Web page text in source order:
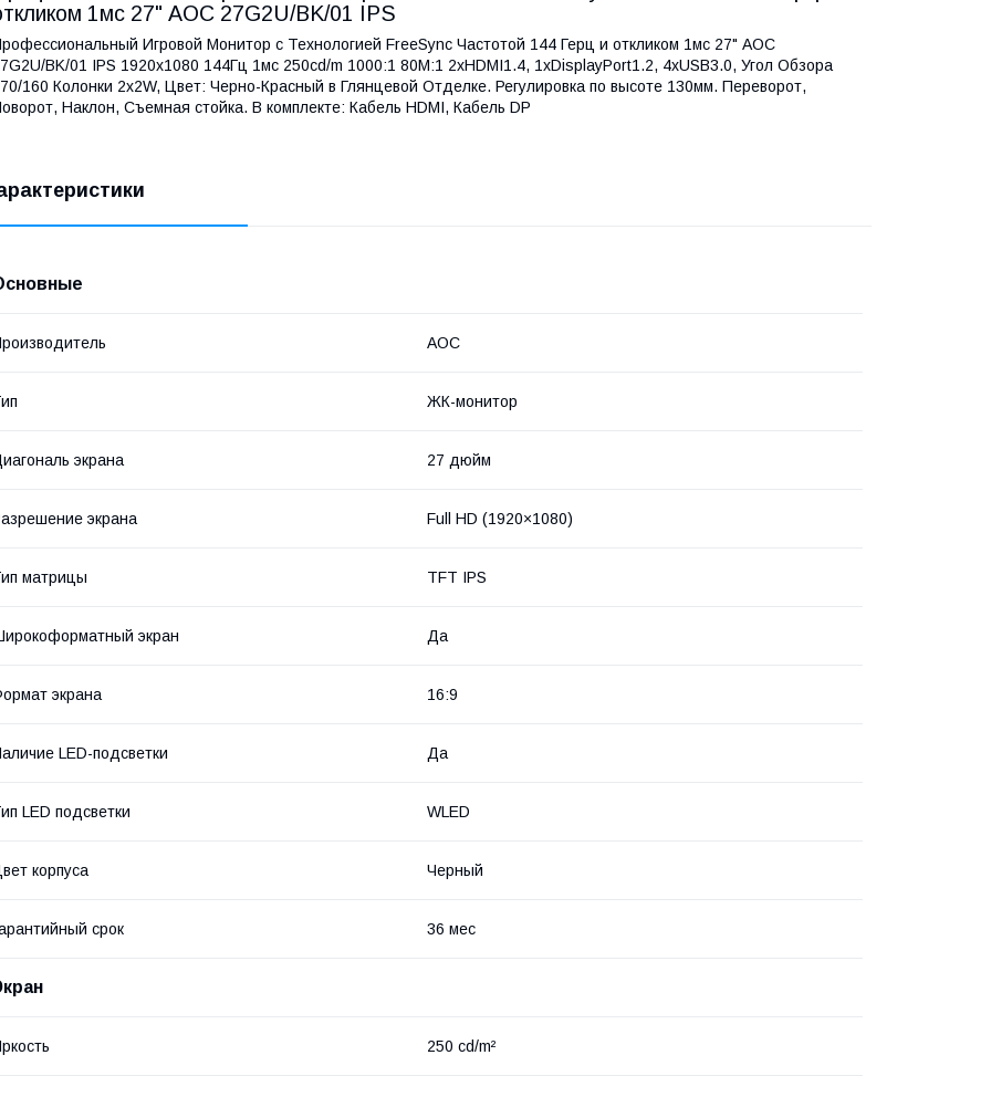
1мс 27" AOC 27G2U/BK/01 IPS
Игровой Монитор с Технологией FreeSync Частотой 144 Герц и откликом 1мс 27" AOC
BK/01 IPS 1920x1080 144Гц 1мс 250cd/m 1000:1 80M:1 2xHDMI1.4, 1xDisplayPort1.2, 4xUSB3.0, Угол Обзора
160 Колонки 2x2W, Цвет: Черно-Красный в Глянцевой Отделке. Регулировка по высоте 130мм. Переворот,
Наклон, Съемная стойка. В комплекте: Кабель HDMI, Кабель DP
AOC
ЖК-монитор
экрана 27 дюйм
экрана Full HD (1920×1080)
матрицы TFT IPS
экран Да
экрана 16:9
LED-подсветки Да
LED подсветки WLED
корпуса Черный
срок 36 мес
250 cd/m²